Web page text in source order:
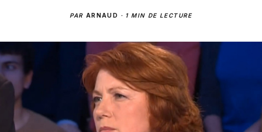
PAR ARNAUD · 1 MIN DE LECTURE